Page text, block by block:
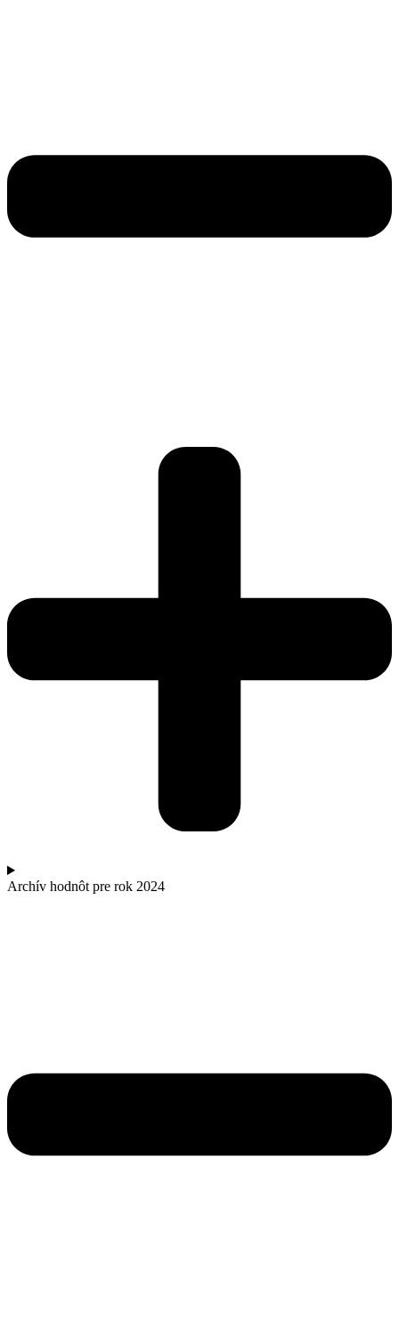
Archív hodnôt pre rok 2024